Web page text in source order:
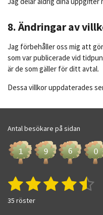
8. Ändringar av
Jag förbehåller oss mig att
som var publicerade vid
är de som gäller för ditt avtal.
Dessa villkor uppdaterades
Antal besökare på sidan
O
m
d
1
s
2
s
3 4 5
S
35 röster